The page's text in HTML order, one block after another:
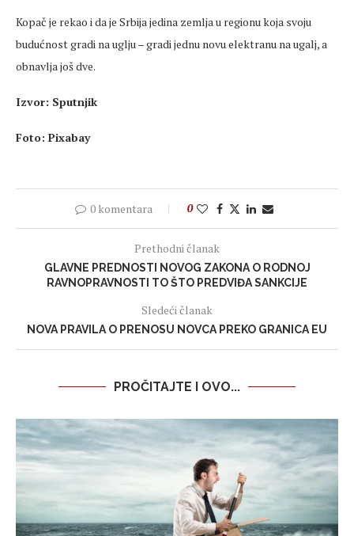
Kopač je rekao i da je Srbija jedina zemlja u regionu koja svoju
budućnost gradi na uglju – gradi jednu novu elektranu na ugalj, a
obnavlja još dve.
Izvor: Sputnjik
Foto: Pixabay
0 komentara 0
Prethodni članak
GLAVNE PREDNOSTI NOVOG ZAKONA O RODNOJ
RAVNOPRAVNOSTI TO ŠTO PREDVIĐA SANKCIJE
Sledeći članak
NOVA PRAVILA O PRENOSU NOVCA PREKO GRANICA EU
PROČITAJTE I OVO...